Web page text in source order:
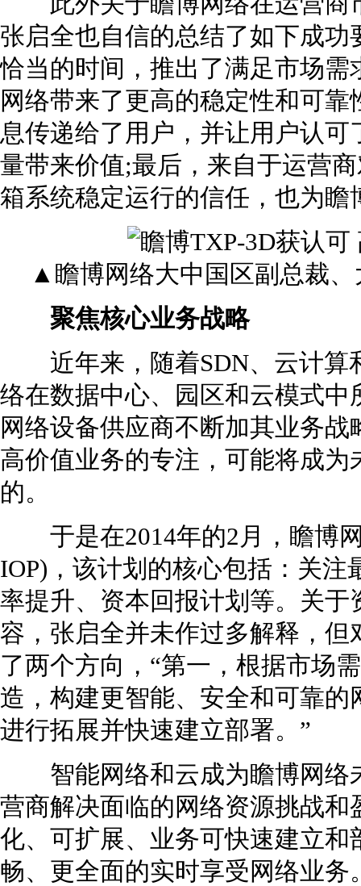
张启全也自信的总结了如下成功
恰当的时间，推出了满足市场
网络带来了更高的稳定性和可
息传递给了用户，并让用户认
量带来价值;最后，来自于运营
箱系统稳定运行的信任，也为瞻
▲瞻博网络大中国区副总裁
聚焦核心业务战略
近年来，随着SDN、云计算
络在数据中心、园区和云模式
网络设备供应商不断加其业务
高价值业务的专注，可能将成
的。
于是在2014年的2月，瞻博
IOP)，该计划的核心包括：关
率提升、资本回报计划等。关
容，张启全并未作过多解释，
了两个方向，“第一，根据市场
造，构建更智能、安全和可靠
进行拓展并快速建立部署。”
智能网络和云成为瞻博网络
营商解决面临的网络资源挑战
化、可扩展、业务可快速建立
畅、更全面的实时享受网络业